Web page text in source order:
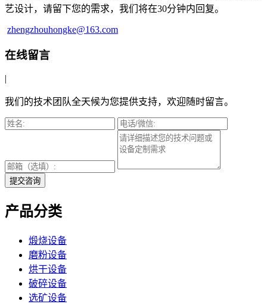
艺设计，请留下您的需求，我们将在30分钟内回复。
zhengzhouhongke@163.com
在线留言
|
我们的技术团队全天候为您提供支持，欢迎随时留言。
提交咨询
产品分类
煅烧设备
磨粉设备
烘干设备
破碎设备
选矿设备